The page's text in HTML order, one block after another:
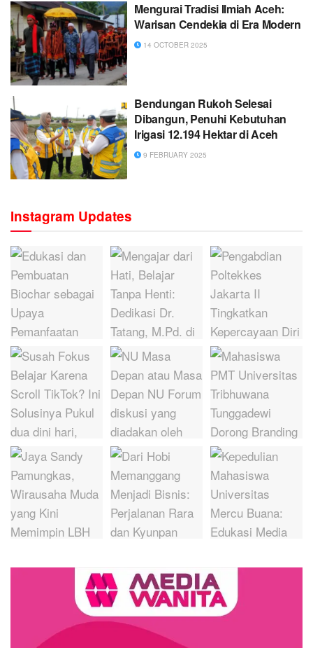
Mengurai Tradisi Ilmiah Aceh:
Warisan Cendekia di Era Modern
14 OCTOBER 2025
Bendungan Rukoh Selesai
Dibangun, Penuhi Kebutuhan
Irigasi 12.194 Hektar di Aceh
9 FEBRUARY 2025
Instagram Updates